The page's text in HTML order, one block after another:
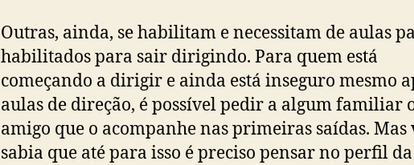
Outras, ainda, se habilitam e necessitam de aulas
habilitados para sair dirigindo. Para quem está
começando a dirigir e ainda está inseguro mesmo
aulas de direção, é possível pedir a algum familiar
amigo que o acompanhe nas primeiras saídas. Mas
sabia que até para isso é preciso pensar no perfil da